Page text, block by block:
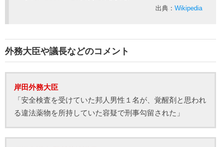
出典： Wikipedia
外務大臣や議長などのコメント
岸田外務大臣
「安全検査を受けていた邦人男性１名が、覚醒剤と思われ
る違法薬物を所持していた容疑で刑事勾留された」